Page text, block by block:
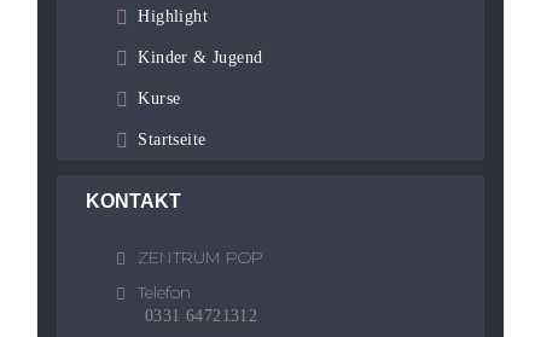
Highlight
Kinder & Jugend
Kurse
Startseite
KONTAKT
ZENTRUM POP
Telefon
0331 64721312